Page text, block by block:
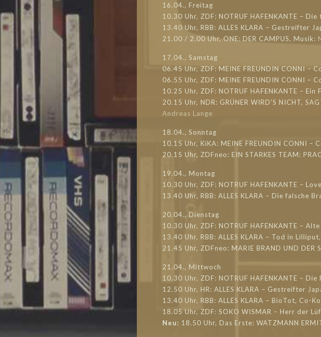
16.04., Freitag
10.30 Uhr, ZDF: NOTRUF HAFENKANTE –
13.40 Uhr, RBB: ALLES KLARA – Gestreifter
21.00 / 2.00 Uhr, ONE: DER CAMPUS, Musik:
17.04., Samstag
06.45 Uhr, ZDF: MEINE FREUNDIN CONNI –
06.55 Uhr, ZDF: MEINE FREUNDIN CONNI –
10.25 Uhr, ZDF: NOTRUF HAFENKANTE –
20.15 Uhr, NDR: GRÜNER WIRD'S NICHT,
Andreas Lange
18.04., Sonntag
10.15 Uhr, KiKA: MEINE FREUNDIN CONNI
20.15 Uhr, ZDFneo: EIN STARKES TEAM:
19.04., Montag
10.30 Uhr, ZDF: NOTRUF HAFENKANTE –
13.40 Uhr, RBB: ALLES KLARA – Die falsche
20.04., Dienstag
10.30 Uhr, ZDF: NOTRUF HAFENKANTE –
13.40 Uhr, RBB: ALLES KLARA – Tod in
21.45 Uhr, ZDFneo: MARIE BRAND UND DER
21.04., Mittwoch
10.30 Uhr, ZDF: NOTRUF HAFENKANTE –
12.50 Uhr, HR: ALLES KLARA – Gestreifter
13.40 Uhr, RBB: ALLES KLARA – BioTot, Co-
18.05 Uhr, ZDF: SOKO WISMAR – Herr der
Neu: 18.50 Uhr, Das Erste: WATZMANN